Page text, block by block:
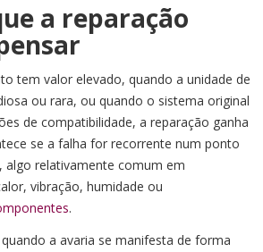
a reparação
tem valor elevado, quando a unidade de
ou rara, ou quando o sistema original
de compatibilidade, a reparação ganha
se a falha for recorrente num ponto
algo relativamente comum em
vibração, humidade ou
.
a avaria se manifesta de forma